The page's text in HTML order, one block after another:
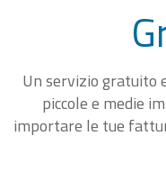
Un servizio gratuito
piccole e medie
importare le tue